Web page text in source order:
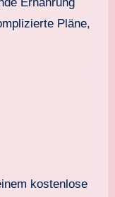
Pläne,
kostenlose